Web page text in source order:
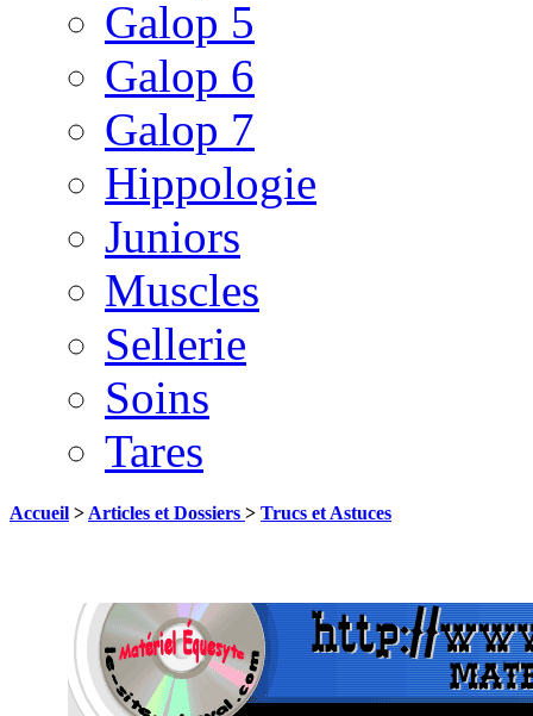
Galop 5
Galop 6
Galop 7
Hippologie
Juniors
Muscles
Sellerie
Soins
Tares
Accueil > Articles et Dossiers > Trucs et Astuces